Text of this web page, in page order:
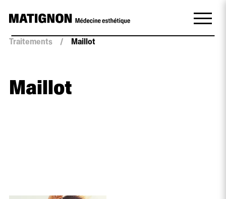
Traitements / Maillot
Maillot